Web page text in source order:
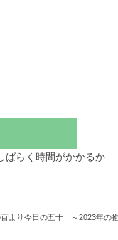
ばらく時間がかかるか
百より今日の五十 ～2023年の